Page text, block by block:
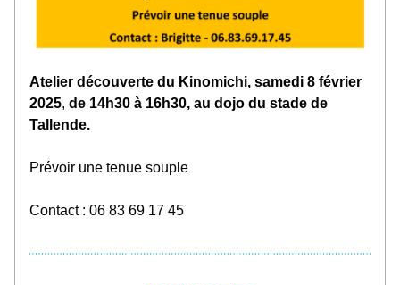
Atelier découverte du Kinomichi, samedi 8 février
2025, de 14h30 à 16h30, au dojo du stade de
Tallende.
Prévoir une tenue souple
Contact : 06 83 69 17 45